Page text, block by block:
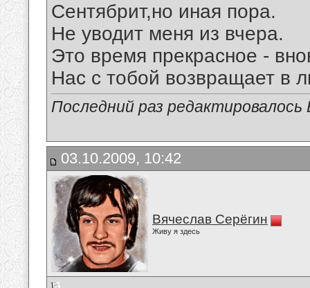
Сентябрит,но иная пора.
Не уводит меня из вчера.
Это время прекрасное -
Нас с тобой возвращает в
Последний раз
03.10.2009, 10:42
Вячеслав Серёгин
Живу я здесь